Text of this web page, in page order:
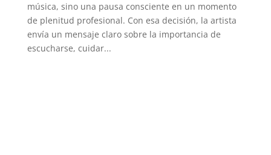
música, sino una pausa consciente en un momento
de plenitud profesional. Con esa decisión, la artista
envía un mensaje claro sobre la importancia de
escucharse, cuidar...